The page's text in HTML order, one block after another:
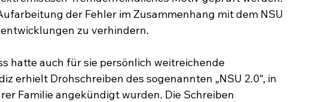
der Fehler im Zusammenhang mit dem NSU
zu verhindern.
hatte auch für sie persönlich weitreichende
erhielt Drohschreiben des sogenannten „NSU 2.0“, in
Familie angekündigt wurden. Die Schreiben